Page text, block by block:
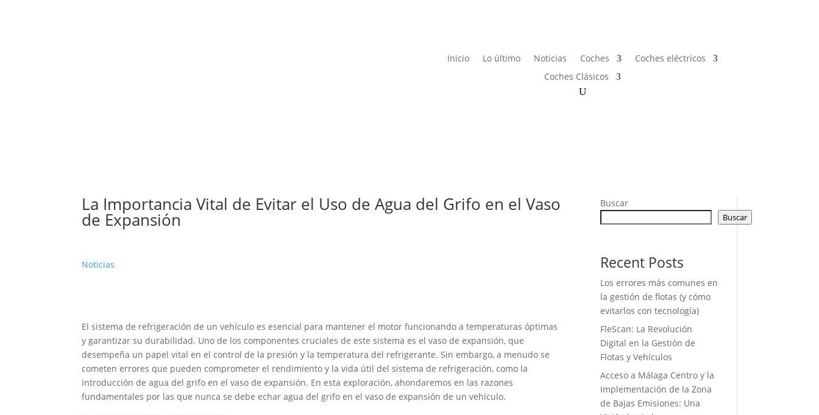
Inicio Lo último Noticias Coches
Coches eléctricos
Coches Clásicos
La Importancia Vital de Evitar el Uso de Agua del Grifo en el Vaso
de Expansión
Noticias
El sistema de refrigeración de un vehículo es esencial para mantener el motor funcionando a temperaturas óptimas
y garantizar su durabilidad. Uno de los componentes cruciales de este sistema es el vaso de expansión, que
desempeña un papel vital en el control de la presión y la temperatura del refrigerante. Sin embargo, a menudo se
cometen errores que pueden comprometer el rendimiento y la vida útil del sistema de refrigeración, como la
introducción de agua del grifo en el vaso de expansión. En esta exploración, ahondaremos en las razones
fundamentales por las que nunca se debe echar agua del grifo en el vaso de expansión de un vehículo.
Buscar
Buscar
Recent Posts
Los errores más comunes en
la gestión de flotas (y cómo
evitarlos con tecnología)
FleScan: La Revolución
Digital en la Gestión de
Flotas y Vehículos
Acceso a Málaga Centro y la
Implementación de la Zona
de Bajas Emisiones: Una